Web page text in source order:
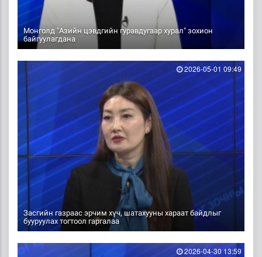
Монголд "Азийн цэвдгийн гуравдугаар хурал" зохион
байгуулагдана
Засгийн газраас эрчим хүч, шатахууны хараат байдлыг
бууруулах тогтоол гаргалаа
2026-05-01 09:49
2026-04-30 13:59